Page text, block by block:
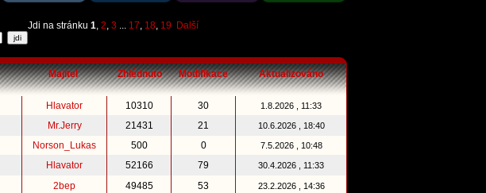
Jdi na stránku 1, 2, 3 ... 17, 18, 19 Další
Majitel Zhlédnuto Modifikace Aktualizováno
Hlavator 10310 30 1.8.2026 , 11:33
Mr.Jerry 21431 21 10.6.2026 , 18:40
Norson_Lukas 500 0 7.5.2026 , 10:48
Hlavator 52166 79 30.4.2026 , 11:33
2bep 49485 53 23.2.2026 , 14:36